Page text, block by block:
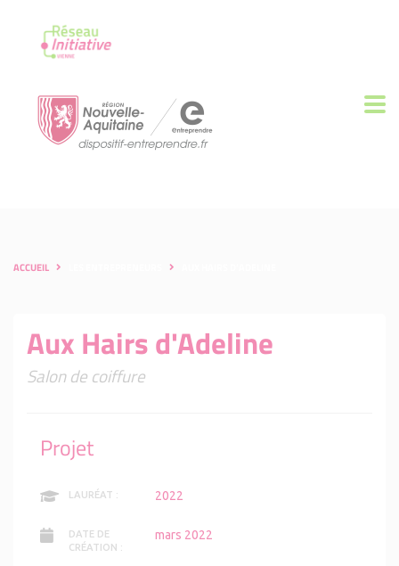
ACCUEIL
Aux Hairs d'Adeline
Salon de coiffure
Projet
LAURÉAT : 2022
DATE DE
CRÉATION :
mars 2022